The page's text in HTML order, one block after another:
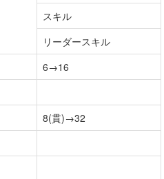
スキル
リーダースキル
6→16
8(貫)→32